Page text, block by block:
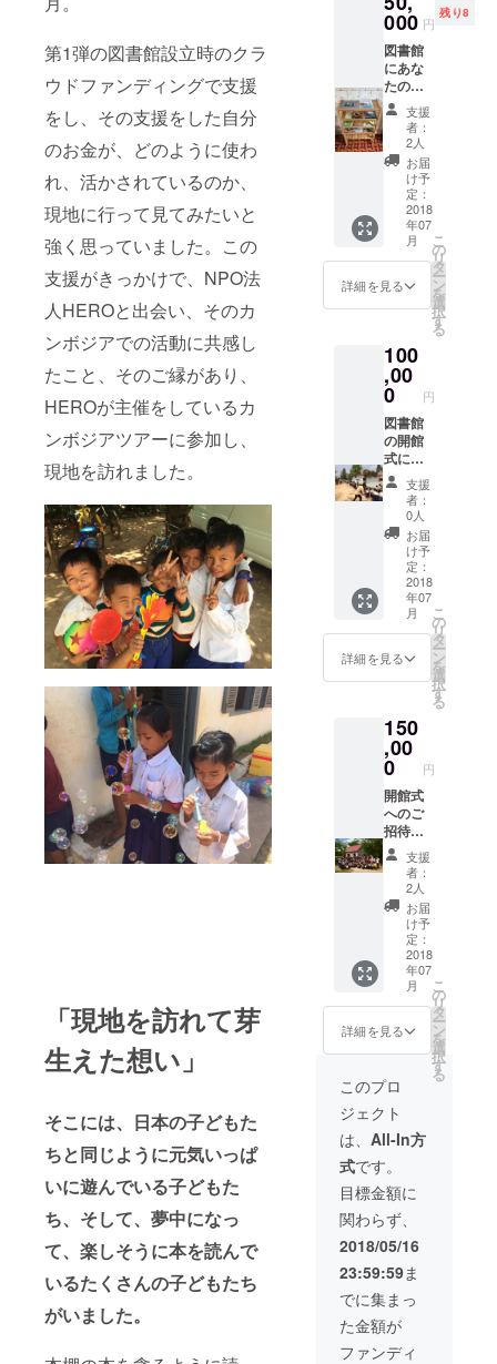
第1弾の図書館設立時のクラ
ウドファンディングで支援
をし、その支援をした自分
のお金が、どのように使わ
れ、活かされているのか、
現地に行って見てみたいと
強く思っていました。この
支援がきっかけで、NPO法
人HEROと出会い、そのカ
ンボジアでの活動に共感し
たこと、そのご縁があり、
HEROが主催をしているカ
ンボジアツアーに参加し、
現地を訪れました。
「現地を訪れて芽
生えた想い」
そこには、日本の子どもた
ちと同じように元気いっぱ
いに遊んでいる子どもた
ち、そして、夢中になっ
て、楽しそうに本を読んで
いるたくさんの子どもたち
がいました。
言メッ
セージ
を入れ
た本を
寄贈
のお名
前と一
言メッ
セージ
を入れ
たミニ
テーブ
ルを寄
贈
名前と
メッ
セージ
のサイ
ズを調
整する
旨、ご
了承く
ださ
い。可
能な限
り、大
きく描
きま
す。写
真は内
ズクの
ように
外壁に
お一人
様ずつ
の枠を
決め、
その中
にお名
前と一
言メッ
セージ
を描く
予定で
す。）
＜リ
ターン
内容＞
らのサ
ンクス
レター
・
Dream
Library
Project
の限定
公開
URL
・図書
館に設
置する
ネーム
プレー
トに記
名 ・
図書館
望のお
名前と
一言
メッ
セージ
をペイ
ント
000 円
残り8
図書館
にあな
たのお
名前と
一言
メッ
セージ
を入れ
た本棚
を寄贈
しま
す。本
ととも
にあな
たの想
いを子
ちにお
届けし
ます。
＜リ
ターン
内容＞
・村の
子ども
たちか
らのサ
ンクス
レター
Dream
Library
Project
の限定
公開
URL
・図書
置する
ネーム
プレー
トに記
名 ・
あなた
のお名
前と一
言メッ
セージ
を入れ
た本棚
を寄贈
支援
者：
2人
お届
け予
定：
2018
年07
月
詳細を見る
こ
の
リ
タ
ー
ン
を
選
択
す
る
100
,00
0 円
図書館
の開館
式にご
招待！
5月下旬
（もし
くは、6
月下
旬）に
予定し
ている
図書館
の開館
式にご
招待し
ます。
子ども
たちと
触れ合
いなが
ら、当
日のイ
ベント
にもぜ
ひご参
加くだ
さい。
滞在先
は現地
のホテ
ルを予
定して
いま
す。周
辺には
遺跡や
世界遺
産など
もあり
ますの
で、観
光も合
わせて
お楽し
みくだ
さい。
写真
は、図
書館を
設立し
た小学
校で運
支援
者：
0人
お届
け予
定：
2018
年07
月
詳細を見る
こ
の
リ
タ
ー
ン
を
選
択
す
る
150
,00
0 円
開館式
へのご
招待に
加え
て、入
口に設
置する
図書館
の名前
を入れ
た看板
を寄贈
しま
す。看
板にあ
なたの
お名前
と一言
メッ
セージ
を添え
て、図
書館へ
のあな
たの想
いをぜ
ひ届け
てくだ
さい。
（図書
館の名
前は、
支援
者：
2人
お届
け予
定：
2018
年07
月
詳細を見る
こ
の
リ
タ
ー
ン
を
選
択
す
る
このプロ
ジェクト
は、 All-In方
式です。
目標金額に
関わらず、
2018/05/16
23:59:59ま
でに集まっ
た金額が
ファンディ